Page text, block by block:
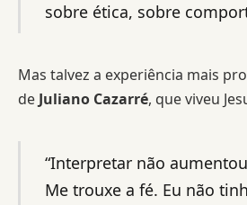
sobre ética, sobre
Mas talvez a experiência mais
de Juliano Cazarré, que viveu
“Interpretar não
Me trouxe a fé. Eu não